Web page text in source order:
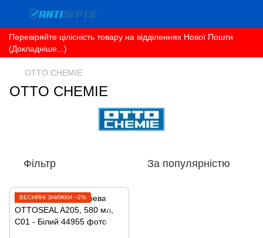
Перевіряйте цілісність товару на відділеннях Нової Пошти
(Докладніше...)
OTTO CHEMIE
OTTO CHEMIE
Фільтр За популярністю
ВЕСНЯНІ ЗНИЖКИ −2%